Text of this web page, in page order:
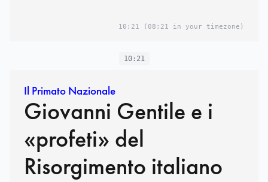
10:21 (08:21 in your timezone)
10:21
Il Primato Nazionale
Giovanni Gentile e i
«profeti» del
Risorgimento italiano